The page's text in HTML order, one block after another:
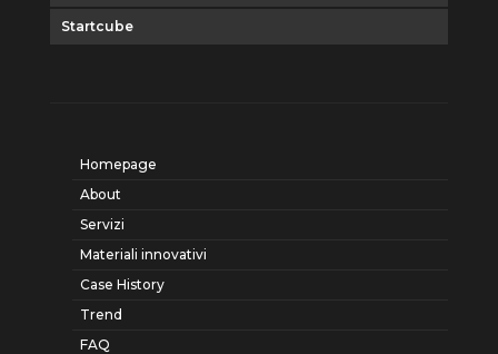
Startcube
Homepage
About
Servizi
Materiali innovativi
Case History
Trend
FAQ